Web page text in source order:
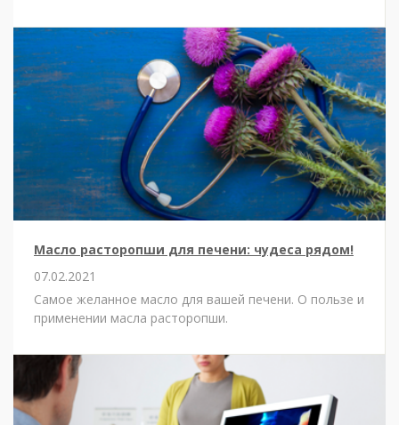
Масло расторопши для печени: чудеса рядом!
07.02.2021
Самое желанное масло для вашей печени. О пользе и
применении масла расторопши.